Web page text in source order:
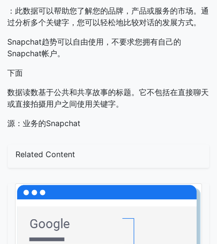
：此数据可以帮助您了解您的品牌，产品或服务的市场。通
过分析多个关键字，您可以轻松地比较对话的发展方式。
Snapchat趋势可以自由使用，不要求您拥有自己的
Snapchat帐户。
下面
数据读数基于公共和共享故事的标题。它不包括在直接聊天
或直接拍摄用户之间使用关键字。
源：业务的Snapchat
Related Content